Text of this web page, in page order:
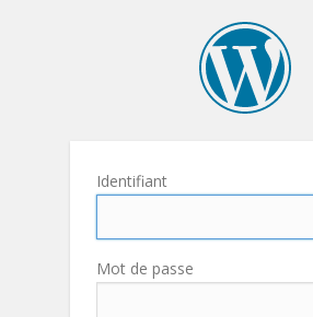
Identifiant
Mot de passe